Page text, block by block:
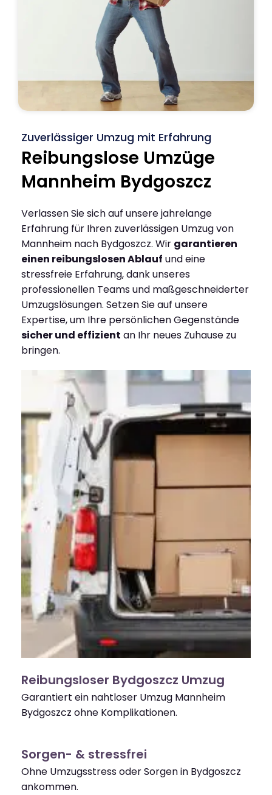
Zuverlässiger Umzug mit Erfahrung
Reibungslose Umzüge
Mannheim Bydgoszcz
Verlassen Sie sich auf unsere jahrelange
Erfahrung für Ihren zuverlässigen Umzug von
Mannheim nach Bydgoszcz. Wir garantieren
einen reibungslosen Ablauf und eine
stressfreie Erfahrung, dank unseres
professionellen Teams und maßgeschneiderter
Umzugslösungen. Setzen Sie auf unsere
Expertise, um Ihre persönlichen Gegenstände
sicher und effizient an Ihr neues Zuhause zu
bringen.
Reibungsloser Bydgoszcz Umzug
Garantiert ein nahtloser Umzug Mannheim
Bydgoszcz ohne Komplikationen.
Sorgen- & stressfrei
Ohne Umzugsstress oder Sorgen in Bydgoszcz
ankommen.